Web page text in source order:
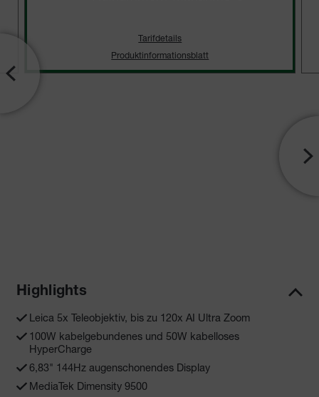
Tarifdetails
Produktinformationsblatt
Highlights
Leica 5x Teleobjektiv, bis zu 120x AI Ultra Zoom
100W kabelgebundenes und 50W kabelloses
HyperCharge
6,83" 144Hz augenschonendes Display
MediaTek Dimensity 9500